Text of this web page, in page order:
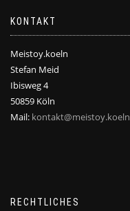
KONTAKT
Meistoy.koeln
Stefan Meid
Ibisweg 4
50859 Köln
Mail: kontakt@meistoy.koeln
RECHTLICHES